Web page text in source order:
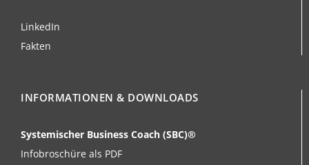
LinkedIn
Fakten
INFORMATIONEN & DOWNLOADS
Systemischer Business Coach (SBC)®
Infobroschüre als PDF